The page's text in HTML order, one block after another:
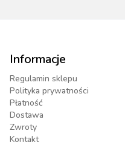
Informacje
Regulamin sklepu
Polityka prywatności
Płatność
Dostawa
Zwroty
Kontakt